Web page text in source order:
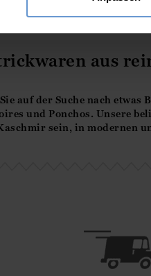
KAUFEN
aus
auf der Suche nach
und Ponchos. Unsere
sein, in modernen